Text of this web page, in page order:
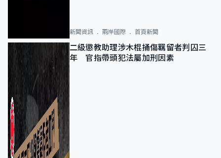
新聞資訊 兩岸國際 首頁新聞
二級懲教助理涉木棍捅傷羈留者判囚三
年 官指帶頭犯法屬加刑因素